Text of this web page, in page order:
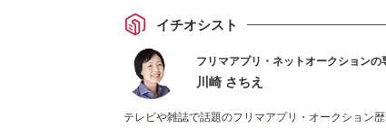
イチオシスト
フリマアプリ・ネットオークションの
川崎 さちえ
テレビや雑誌で話題のフリマアプリ・オークション歴